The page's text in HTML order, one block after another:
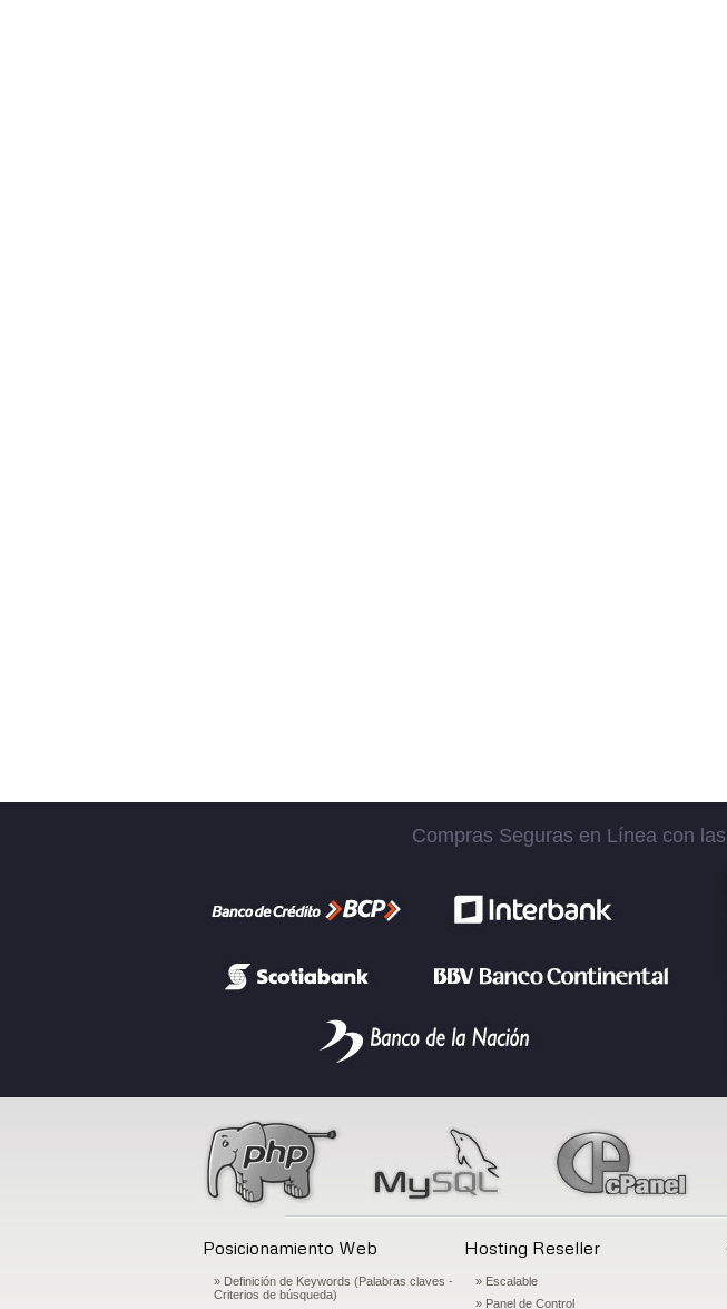
Compras Seguras en Línea con
Posicionamiento Web
» Definición de Keywords (Palabras claves -
Criterios de búsqueda)
Hosting Reseller
» Escalable
» Panel de Control